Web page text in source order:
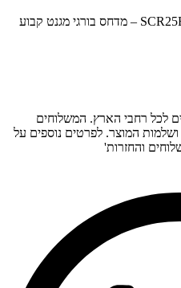
/ SCR25EPM – מדחס בורגי מגנט קבוע
לכל רחבי הארץ. המשלוחים
המוצר. לפרטים נוספים על
והחזרות'